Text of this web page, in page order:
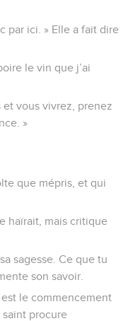
par ici. » Elle a fait dire
le vin que j’ai
vous vivrez, prenez
»
que mépris, et qui
haïrait, mais critique
sagesse. Ce que tu
son savoir.
le commencement
saint procure